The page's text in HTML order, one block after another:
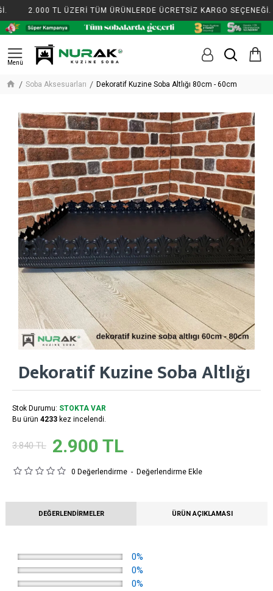
2.000 TL ÜZERİ TÜM ÜRÜNLERDE ÜCRETSİZ KARGO SEÇENEĞİ.
Soba Aksesuarları Dekoratif Kuzine Soba Altlığı 80cm - 60cm
Dekoratif Kuzine Soba Altlığı
Stok Durumu: STOKTA VAR
Bu ürün 4233 kez incelendi.
0 Değerlendirme - Değerlendirme Ekle
2.900 TL
3.840 TL
DEĞERLENDIRMELER ÜRÜN AÇIKLAMASI
0%
0%
0%